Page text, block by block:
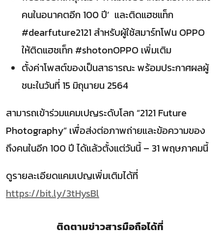
คนในอนาคตอีก 100 ปี’ และติดแฮชแท็ก
#dearfuture2121 สำหรับผู้ใช้สมาร์ทโฟน OPPO
ให้ติดแฮชเท็ก #shotonOPPO เพิ่มเติม
ตั้งค่าโพสต์ของเป็นสาธารณะ พร้อมประกาศผลผู้
ชนะในวันที่ 15 มิถุนายน 2564
สามารถเข้าร่วมแคมเปญระดับโลก “2121 Future
Photography” เพื่อส่งต่อภาพถ่ายและข้อความของ
ถึงคนในอีก 100 ปี ได้แล้วตั้งแต่วันนี้ – 31 พฤษภาคมนี้
ดูรายละเอียดแคมเปญเพิ่มเติมได้ที่
https://bit.ly/3tHysBl
ติดตามข่าวสารมือถือได้ที่